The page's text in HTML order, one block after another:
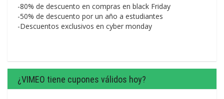
-80% de descuento en compras en black Friday
-50% de descuento por un año a estudiantes
-Descuentos exclusivos en cyber monday
¿VIMEO tiene cupones válidos hoy?